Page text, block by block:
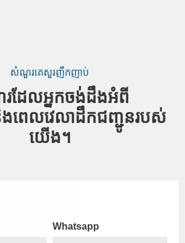
សំណួរគេសួរញឹកញាប់
ែលអ្នកចង់ដឹងអំពី
ងពេលវេលាដឹកជញ្ជូនរបស់
យើង។
Whatsapp